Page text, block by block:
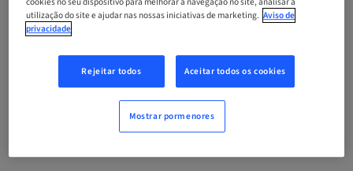
Nº do curso
Neodent_INIT_IMPLANTO_2_2025
Disponibilidade de lugares
5 disponível
utilização do site e ajudar nas nossas iniciativas de marketing. Aviso de
privacidade
Rejeitar todos Aceitar todos os cookies
Mostrar pormenores